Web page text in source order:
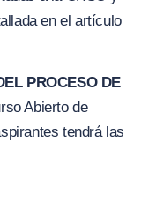
en el artículo
PROCESO DE
Abierto de
tendrá las